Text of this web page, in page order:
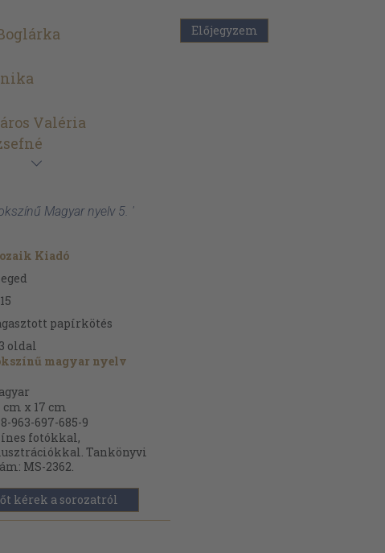
Valéria
Magyar nyelv 5. '
Kiadó
papírkötés
oldal
magyar nyelv
cm x 17 cm
963-697-685-9
fotókkal,
Tankönyvi
MS-2362.
kérek a sorozatról
Előjegyzem